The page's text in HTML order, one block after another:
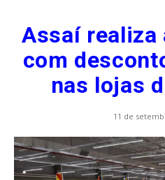
Assaí realiza
com
nas lojas
11 de